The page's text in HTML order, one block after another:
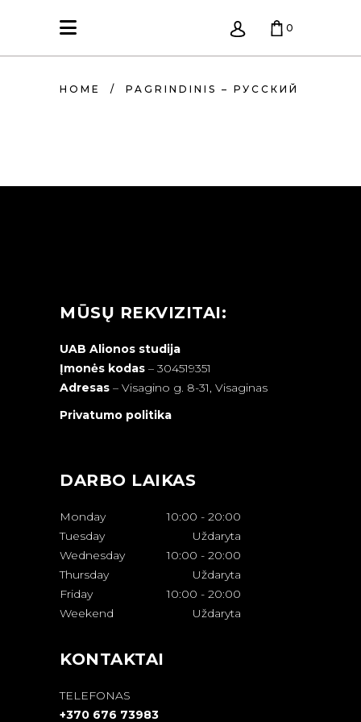
0
KREPŠELIS TUŠČIAS.
HOME / PAGRINDINIS – РУССКИЙ
MŪSŲ REKVIZITAI:
UAB Alionos studija
Įmonės kodas – 304519351
Adresas – Visagino g. 8-31, Visaginas
Privatumo politika
DARBO LAIKAS
Monday 10:00 - 20:00
Tuesday
Uždaryta
Wednesday
10:00 - 20:00
Thursday
Uždaryta
Friday
10:00 - 20:00
Weekend
Uždaryta
KONTAKTAI
TELEFONAS
+370 676 73983